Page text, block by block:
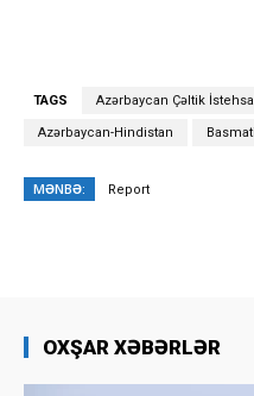
TAGS Azərbaycan Çəltik
Azərbaycan-Hindistan Basmati
MƏNBƏ: Report
OXŞAR XƏBƏRLƏR